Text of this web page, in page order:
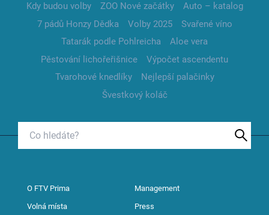
Kdy budou volby
ZOO Nové začátky
Auto – katalog
7 pádů Honzy Dědka
Volby 2025
Svařené víno
Tatarák podle Pohlreicha
Aloe vera
Pěstování lichořeřišnice
Výpočet ascendentu
Tvarohové knedlíky
Nejlepší palačinky
Švestkový koláč
O FTV Prima Management
Volná místa Press